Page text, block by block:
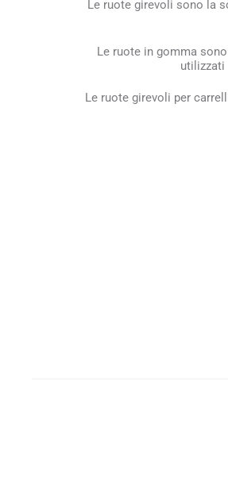
Le ruote girevoli sono la
Le ruote in gomma
utilizzati
Le ruote girevoli per